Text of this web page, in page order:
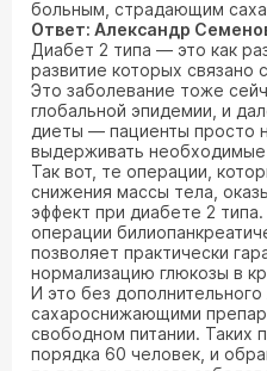
больным, страдающим
Ответ: Александр
Диабет 2 типа — это как
развитие которых связано
Это заболевание тоже
глобальной эпидемии, и
диеты — пациенты просто
выдерживать необходимые
Так вот, те операции,
снижения массы тела,
эффект при диабете 2
операции
позволяет практически
нормализацию глюкозы в
И это без дополнительного
сахароснижающими
свободном питании. Таких
порядка 60 человек, и